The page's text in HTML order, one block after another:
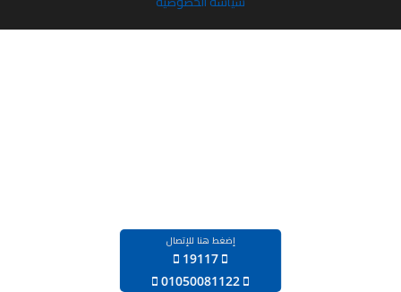
إضغط هنا للإتصال
19117
‪01050081122‬‏